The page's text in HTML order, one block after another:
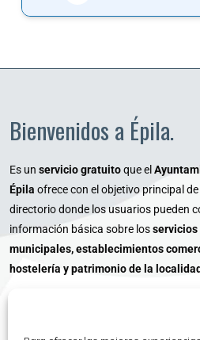
Bienvenidos a Épila.
Es un servicio gratuitoque el
Épila ofrece con el objetivo principal
directorio donde los usuarios pueden
información básica sobre losservicios
municipales, establecimientos
hostelería y patrimonio de la